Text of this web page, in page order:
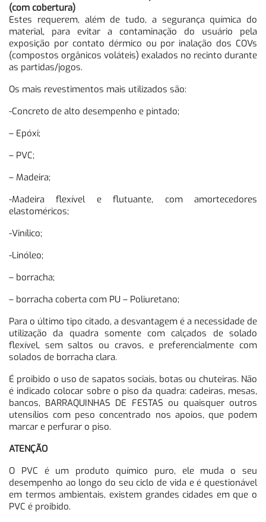
(com cobertura)
Estes requerem, além de tudo, a segurança química do
material, para evitar a contaminação do usuário pela
exposição por contato dérmico ou por inalação dos COVs
(compostos orgânicos voláteis) exalados no recinto durante
as partidas/jogos.
Os mais revestimentos mais utilizados são:
-Concreto de alto desempenho e pintado;
– Epóxi;
– PVC;
– Madeira;
-Madeira flexível e flutuante, com amortecedores
elastoméricos;
-Vinílico;
-Linóleo;
– borracha;
– borracha coberta com PU – Poliuretano;
Para o último tipo citado, a desvantagem é a necessidade de
utilização da quadra somente com calçados de solado
flexível, sem saltos ou cravos, e preferencialmente com
solados de borracha clara.
É proibido o uso de sapatos sociais, botas ou chuteiras. Não
é indicado colocar sobre o piso da quadra: cadeiras, mesas,
bancos, BARRAQUINHAS DE FESTAS ou quaisquer outros
utensílios com peso concentrado nos apoios, que podem
marcar e perfurar o piso.
ATENÇÃO
O PVC é um produto químico puro, ele muda o seu
desempenho ao longo do seu ciclo de vida e é questionável
em termos ambientais, existem grandes cidades em que o
PVC é proibido.